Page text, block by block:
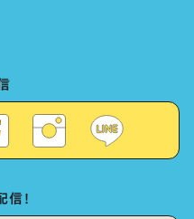
！